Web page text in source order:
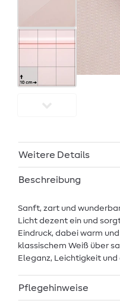
Weitere Details
Beschreibung
Sanft, zart und
Licht dezent ein und
Eindruck, dabei warm
klassischem Weiß über
Eleganz, Leichtigkeit und
Pflegehinweise